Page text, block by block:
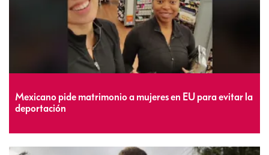
Mexicano pide matrimonio a mujeres en EU para evitar la
deportación